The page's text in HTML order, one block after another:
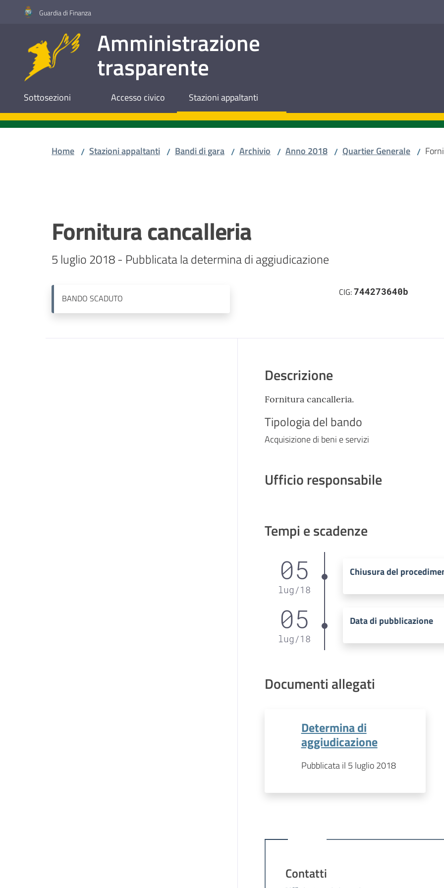
Vai al contenuto
Vai alla navigazione
Vai al footerGuardia di Finanza
Amministrazione
trasparente
Sottosezioni Accesso civico Stazioni appaltanti
Home / Stazioni appaltanti / Bandi di gara / Archivio / Anno 2018 / Quartier Generale /
Fornitura cancalleria
5 luglio 2018 - Pubblicata la determina di aggiudicazione
BANDO SCADUTO
CIG:744273640b
Descrizione
Fornitura cancalleria.
Tipologia del bando
Acquisizione di beni e servizi
Ufficio responsabile
Tempi e scadenze
05
lug /18
Chiusura del
05
lug /18
Data di pubblicazione
Documenti allegati
Determina di
aggiudicazione
Pubblicata il 5 luglio 2018
Contatti